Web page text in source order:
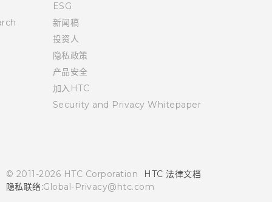
ESG
新闻稿
投资人
隐私政策
产品安全
加入HTC
Security and Privacy Whitepaper
© 2011-2026 HTC Corporation
HTC 法律文档
隐私联络:Global-Privacy@htc.com